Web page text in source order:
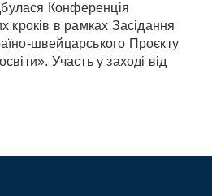
Конференція
кроків в рамках Засідання
швейцарського Проєкту
Участь у заході від